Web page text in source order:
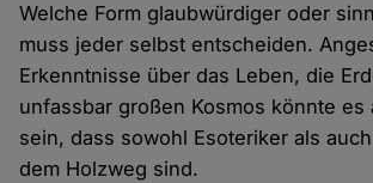
Welche Form glaubwürdiger oder
muss jeder selbst entscheiden.
Erkenntnisse über das Leben, die
unfassbar großen Kosmos könnte es
sein, dass sowohl Esoteriker als
dem Holzweg sind.